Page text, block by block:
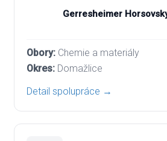
Gerresheimer
Chemie a materiály
Domažlice
Detail spolupráce →